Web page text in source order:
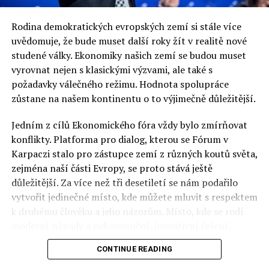
RELATED TOPICS:
Polsko se zvětší – o 368 ha, které dlužíme
DON'T MISS
POLSKO JAKO ÚTOČIŠTĚ UPRCHLÍKŮ Z PROTEKTORÁTU
Jaromír Piskoř
redaktor a editor polskodnes.cz
Rodina demokratických evropských zemí si stále více
uvědomuje, že bude muset další roky žít v realitě nové
studené války. Ekonomiky našich zemí se budou muset
vyrovnat nejen s klasickými výzvami, ale také s
požadavky válečného režimu. Hodnota spolupráce
zůstane na našem kontinentu o to výjimečně důležitější.
Jedním z cílů Ekonomického fóra vždy bylo zmírňovat
konflikty. Platforma pro dialog, kterou se Fórum v
Karpaczi stalo pro zástupce zemí z různých koutů světa,
zejména naší části Evropy, se proto stává ještě
důležitější. Za více než tři desetiletí se nám podařilo
vytvořit jedinečné místo, kde můžete mluvit s respektem
k druhému člověku a jeho názorům. Místo, kde se rodí
Polsko musí mít instituce, jejichž horizont činnosti je
CONTINUE READING